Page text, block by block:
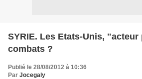
SYRIE. Les Etats-Unis,
combats ?
Publié le 28/08/2012 à 10:36
Par Jocegaly